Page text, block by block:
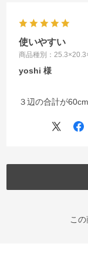
使いやすい
商品種別：
yoshi
３辺の合計が
こ